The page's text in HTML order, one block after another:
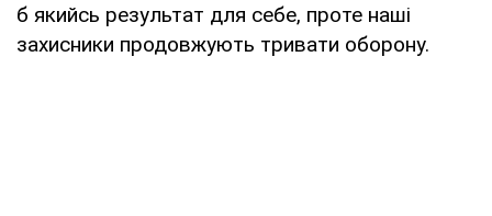
б якийсь результат для себе, проте наші
захисники продовжують тривати оборону.